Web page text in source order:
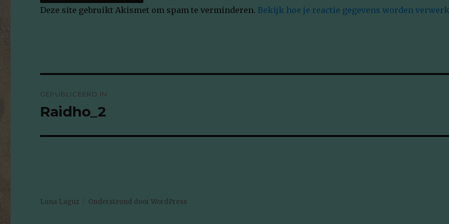
Deze site gebruikt Akismet om spam te verminderen. Bekijk hoe je reactie gegevens worden
navigatie
GEPUBLICEERD IN
Raidho_2
Luna Laguz Ondersteund door WordPress